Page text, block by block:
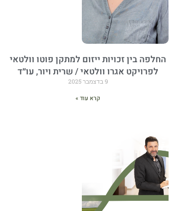
החלפה בין זכויות ייזום למתקן פוטו וולטאי
לפרויקט אגרו וולטאי / שרית ויור, עו״ד
9 בדצמבר 2025
קרא עוד »